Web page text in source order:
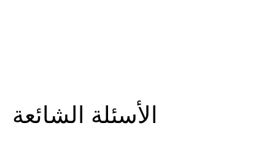
الأسئلة الشائعة